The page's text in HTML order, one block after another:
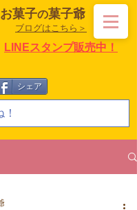
お菓子の菓子爺
ブログはこちら＞
シェア
LINEスタンプ販売中！